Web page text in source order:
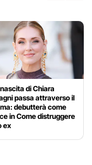
di Chiara
passa attraverso il
debutterà come
in Come distruggere
ex